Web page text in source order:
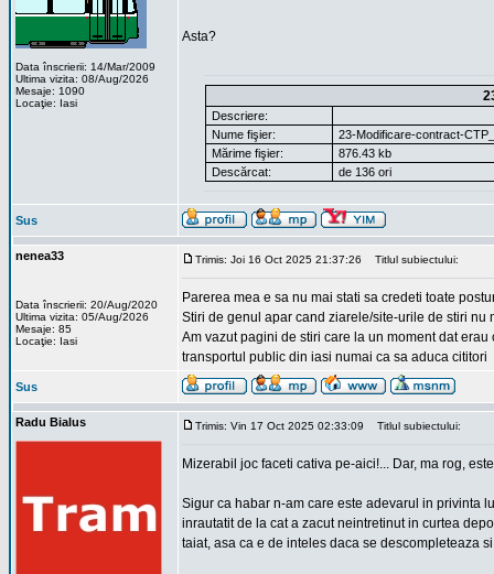
Data înscrierii: 14/Mar/2009
Ultima vizita: 08/Aug/2026
Mesaje: 1090
Locaţie: Iasi
Asta?
Descriere:
Nume fişier:
23-Modificare-contract-
Mărime fişier:
876.43 kb
Descărcat:
de 136 ori
Sus
nenea33
Data înscrierii: 20/Aug/2020
Ultima vizita: 05/Aug/2026
Mesaje: 85
Locaţie: Iasi
Trimis: Joi 16 Oct 2025 21:37:26 Titlul subiectului:
Parerea mea e sa nu mai stati sa credeti toate
Stiri de genul apar cand ziarele/site-urile de stiri nu
Am vazut pagini de stiri care la un moment dat
transportul public din iasi numai ca sa aduca cititori
Sus
Radu Bialus Trimis: Vin 17 Oct 2025 02:33:09 Titlul subiectului:
Mizerabil joc faceti cativa pe-aici!... Dar, ma rog,
Sigur ca habar n-am care este adevarul in privinta
inrautatit de la cat a zacut neintretinut in curtea
taiat, asa ca e de inteles daca se descompleteaza